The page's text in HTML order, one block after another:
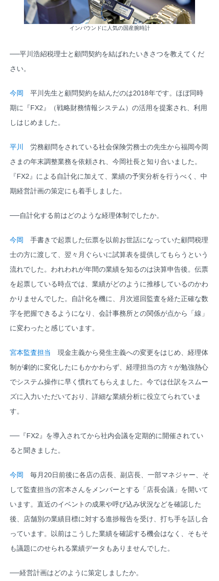
インバウンドに人気の国産腕時計
──平川浩紹税理士と顧問契約を結ばれたいきさつを教えてくだ
さい。
今岡
平川先生と顧問契約を結んだのは2018年です。ほぼ同時
期に『FX2』（戦略財務情報システム）の活用を提案され、利用
しはじめました。
平川
労務顧問をされている社会保険労務士の先生から福岡今岡
さまの年末調整業務を依頼され、今岡社長と知り合いました。
『FX2』による自計化に加えて、業績の予実分析を行うべく、中
期経営計画の策定にも着手しました。
──自計化する前はどのような経理体制でしたか。
今岡
手書きで起票した伝票を以前お世話になっていた顧問税理
士の方に渡して、翌々月ぐらいに試算表を提供してもらうという
流れでした。われわれが年間の業績を知るのは決算申告後。伝票
を起票している時点では、業績がどのように推移しているのかわ
かりませんでした。自計化を機に、月次巡回監査を経た正確な数
字を把握できるようになり、会計事務所との関係が点から「線」
に変わったと感じています。
宮本監査担当
現金主義から発生主義への変更をはじめ、経理体
制が劇的に変化したにもかかわらず、経理担当の方々が勉強熱心
でシステム操作に早く慣れてもらえました。今では仕訳をスムー
ズに入力いただいており、詳細な業績分析に役立てられていま
す。
──『FX2』を導入されてから社内会議を定期的に開催されてい
ると聞きました。
今岡
毎月20日前後に各店の店長、副店長、一部マネジャー、そ
して監査担当の宮本さんをメンバーとする「店長会議」を開いて
います。直近のイベントの成果や呼び込み状況などを確認した
後、店舗別の業績目標に対する進捗報告を受け、打ち手を話し合
っています。以前はこうした業績を確認する機会はなく、そもそ
も議題にのせられる業績データもありませんでした。
──経営計画はどのように策定しましたか。